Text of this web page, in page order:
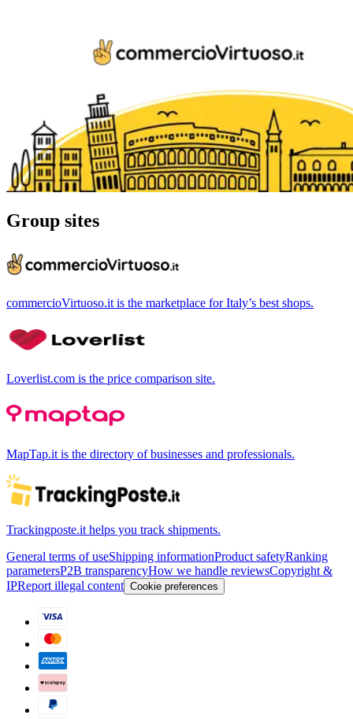
Group sites
commercioVirtuoso.it is the marketplace for Italy’s best shops.
Loverlist.com is the price comparison site.
MapTap.it is the directory of businesses and professionals.
Trackingposte.it helps you track shipments.
General terms of useShipping informationProduct safetyRanking
parametersP2B transparencyHow we handle reviewsCopyright &
IPReport illegal content Cookie preferences